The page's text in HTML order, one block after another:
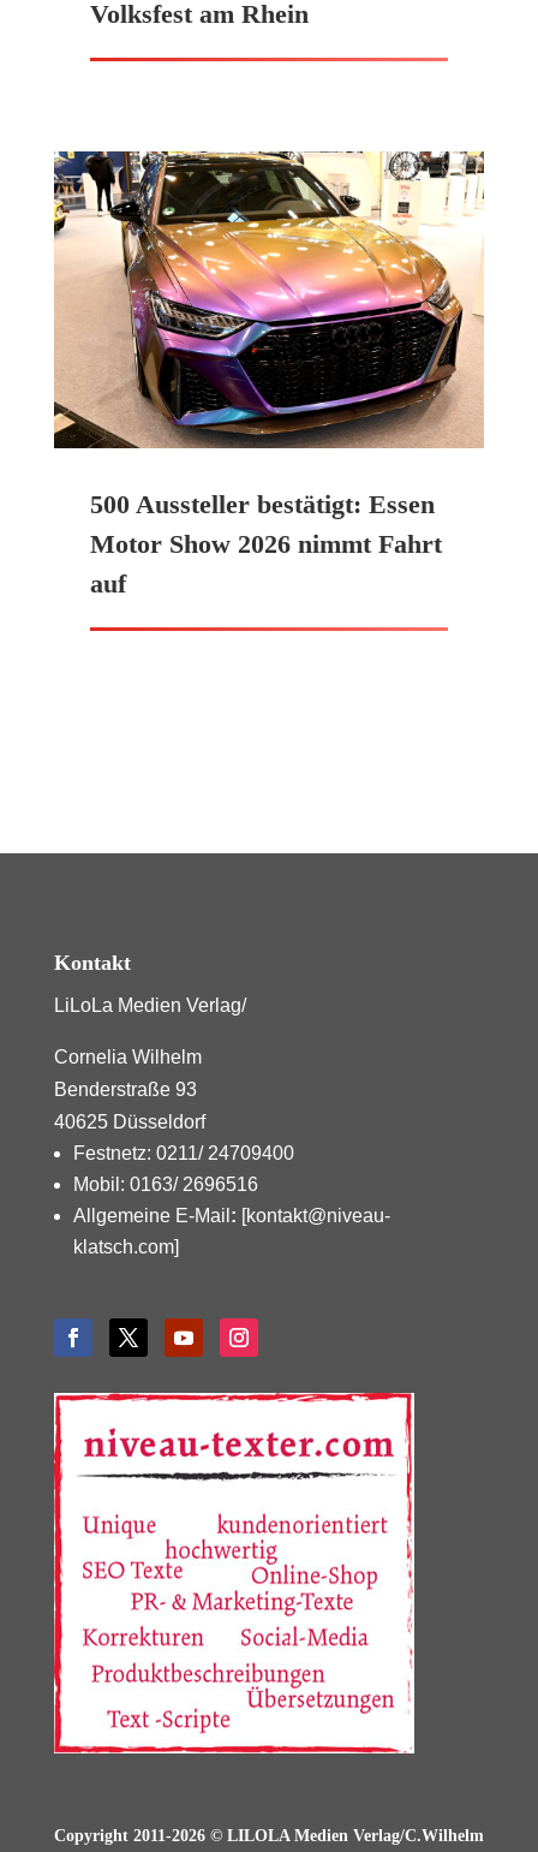
Volksfest am Rhein
500 Aussteller bestätigt: Essen
Motor Show 2026 nimmt Fahrt
auf
Kontakt
LiLoLa Medien Verlag/
Cornelia Wilhelm
Benderstraße 93
40625 Düsseldorf
Festnetz: 0211/ 24709400
Mobil: 0163/ 2696516
Allgemeine E-Mail : [kontakt@niveau-
klatsch.com]
Copyright 2011-2026 © LILOLA Medien Verlag/C.Wilhelm